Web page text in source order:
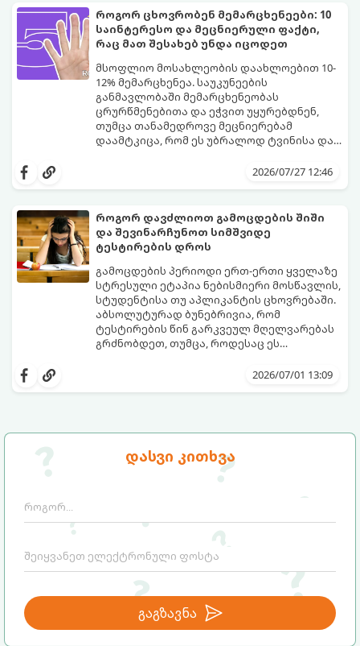
დასვი კითხვა
გაგზავნა
ჟღერად და თანამედროვე სახელებს.
როგორ ცხოვრობენ მემარცხენეები: 10
საინტერესო და მეცნიერული ფაქტი,
რაც მათ შესახებ უნდა იცოდეთ
მსოფლიო მოსახლეობის დაახლოებით 10-
12% მემარცხენეა. საუკუნეების
განმავლობაში მემარცხენეობას
ცრურწმენებითა და ეჭვით უყურებდნენ,
თუმცა თანამედროვე მეცნიერებამ
დაამტკიცა, რომ ეს უბრალოდ ტვინისა და
ფაქტს იმის შესახებ, თუ როგორ მუშაობს
მათ ყოველდღიურ ცხოვრებაში.
2026/07/27 12:46
როგორ დავძლიოთ გამოცდების შიში
და შევინარჩუნოთ სიმშვიდე
ტესტირების დროს
გამოცდების პერიოდი ერთ-ერთი ყველაზე
სტრესული ეტაპია ნებისმიერი მოსწავლის,
სტუდენტისა თუ აპლიკანტის ცხოვრებაში.
აბსოლუტურად ბუნებრივია, რომ
ტესტირების წინ გარკვეულ მღელვარებას
გრძნობდეთ, თუმცა, როდესაც ეს
გადადის, ის ბლოკავს ტვინის რესურსებს.
„ბლექაუტის“ ეფექტი).
მხოლოდ ცოდნის ნაკლებობით არ არის
მეცნიერული ხრიკები, რომლებიც
ტესტირებისას მაქსიმალური
კონცენტრაციის შენარჩუნებაში.
როგორ დაამარცხოთ საგამოცდო
2026/07/01 13:09